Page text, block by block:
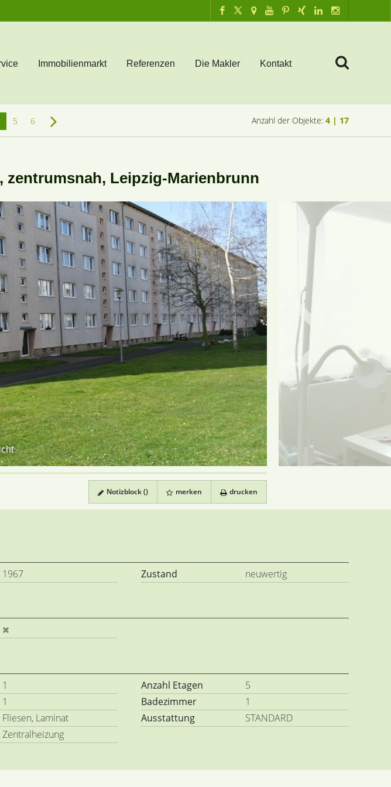
Immobilienmarkt Referenzen Die Makler Kontakt
5 6 Anzahl der Objekte: 4 | 17
Leipzig-Marienbrunn
Notizblock () merken drucken
1967 Zustand neuwertig
1 Anzahl Etagen
5
1 Badezimmer
1
Fliesen, Laminat Ausstattung
STANDARD
Zentralheizung